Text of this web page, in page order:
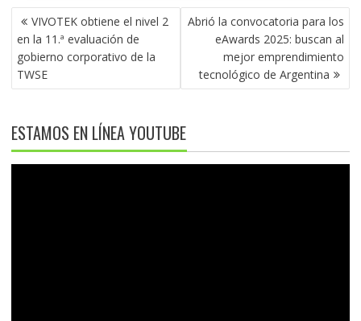
NAVEGACIÓN
DE
ENTRADAS
VIVOTEK obtiene el nivel 2
en la 11.ª evaluación de
gobierno corporativo de la
TWSE
Abrió la convocatoria para los
eAwards 2025: buscan al
mejor emprendimiento
tecnológico de Argentina
ESTAMOS EN LÍNEA YOUTUBE